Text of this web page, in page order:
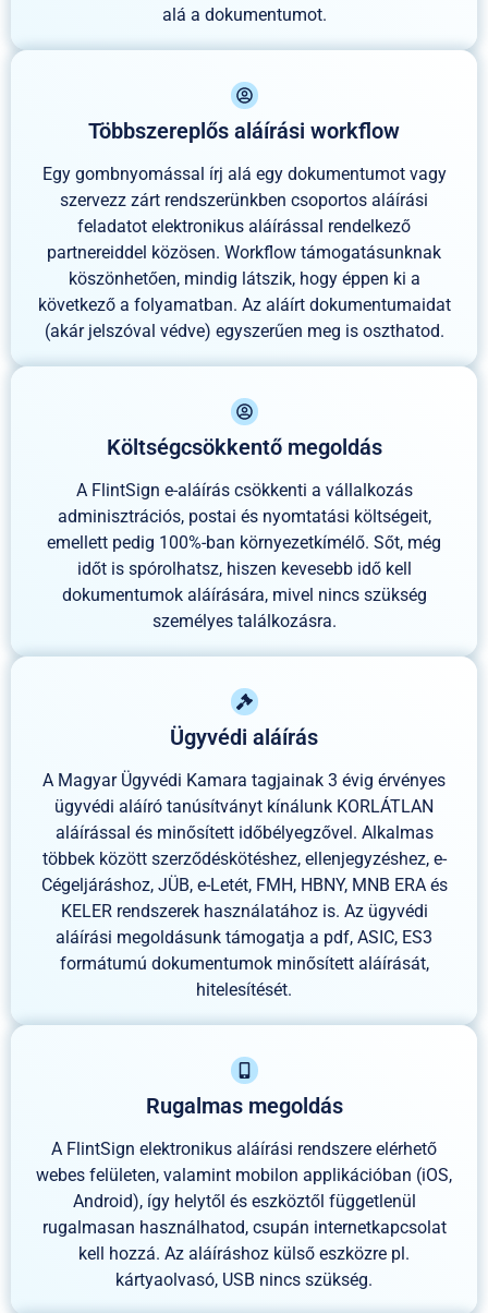
alá a dokumentumot.
Többszereplős aláírási workflow
Egy gombnyomással írj alá egy dokumentumot vagy
szervezz zárt rendszerünkben csoportos aláírási
feladatot elektronikus aláírással rendelkező
partnereiddel közösen. Workflow támogatásunknak
köszönhetően, mindig látszik, hogy éppen ki a
következő a folyamatban. Az aláírt dokumentumaidat
(akár jelszóval védve) egyszerűen meg is oszthatod.
Költségcsökkentő megoldás
A FlintSign e-aláírás csökkenti a vállalkozás
adminisztrációs, postai és nyomtatási költségeit,
emellett pedig 100%-ban környezetkímélő. Sőt, még
időt is spórolhatsz, hiszen kevesebb idő kell
dokumentumok aláírására, mivel nincs szükség
személyes találkozásra.
Ügyvédi aláírás
A Magyar Ügyvédi Kamara tagjainak 3 évig érvényes
ügyvédi aláíró tanúsítványt kínálunk KORLÁTLAN
aláírással és minősített időbélyegzővel. Alkalmas
többek között szerződéskötéshez, ellenjegyzéshez, e-
Cégeljáráshoz, JÜB, e-Letét, FMH, HBNY, MNB ERA és
KELER rendszerek használatához is. Az ügyvédi
aláírási megoldásunk támogatja a pdf, ASIC, ES3
formátumú dokumentumok minősített aláírását,
hitelesítését.
Rugalmas megoldás
A FlintSign elektronikus aláírási rendszere elérhető
webes felületen, valamint mobilon applikációban (iOS,
Android), így helytől és eszköztől függetlenül
rugalmasan használhatod, csupán internetkapcsolat
kell hozzá. Az aláíráshoz külső eszközre pl.
kártyaolvasó, USB nincs szükség.